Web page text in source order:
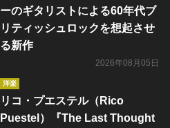
ーのギタリストによる60年代ブ
リティッシュロックを想起させ
る新作
2026年08月05日
洋楽
リコ・プエステル（Rico
Puestel）『The Last Thought